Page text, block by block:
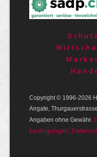
Copyright © 1996-2026
Airgate,
Angaben ohne Gewähr.
bedin­gungen,